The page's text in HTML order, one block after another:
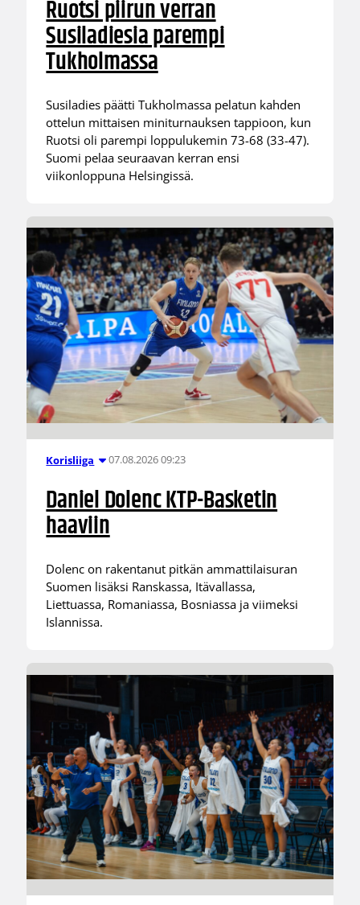
Ruotsi piirun verran
Susiladiesia parempi
Tukholmassa
Susiladies päätti Tukholmassa pelatun kahden
ottelun mittaisen miniturnauksen tappioon, kun
Ruotsi oli parempi loppulukemin 73-68 (33-47).
Suomi pelaa seuraavan kerran ensi
viikonloppuna Helsingissä.
Korisliiga 07.08.2026 09:23
Daniel Dolenc KTP-Basketin
haaviin
Dolenc on rakentanut pitkän ammattilaisuran
Suomen lisäksi Ranskassa, Itävallassa,
Liettuassa, Romaniassa, Bosniassa ja viimeksi
Islannissa.